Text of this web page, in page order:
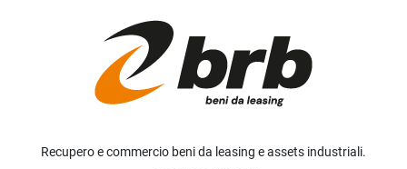
Recupero e commercio beni da leasing e assets industriali.